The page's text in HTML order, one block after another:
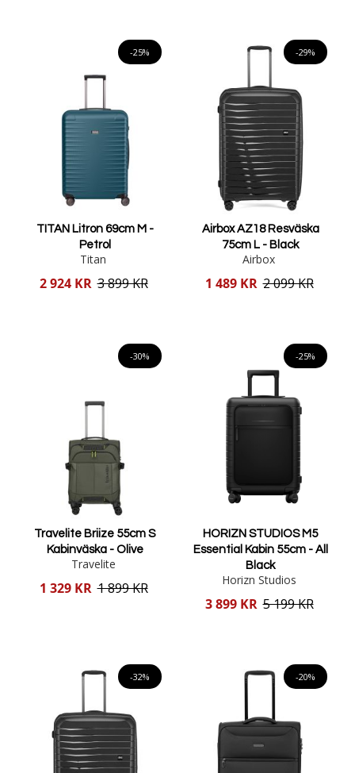
-25%
TITAN Litron 69cm M -
Petrol
Titan
Reducerat
2 924 KR 3 899 KR
-29%
Airbox AZ18 Resväska
75cm L - Black
Airbox
Reducerat
1 489 KR 2 099 KR
-30%
Travelite Briize 55cm S
Kabinväska - Olive
Travelite
Reducerat
1 329 KR 1 899 KR
-25%
HORIZN STUDIOS M5
Essential Kabin 55cm - All
Black
Horizn Studios
Reducerat
3 899 KR 5 199 KR
-32% -20%